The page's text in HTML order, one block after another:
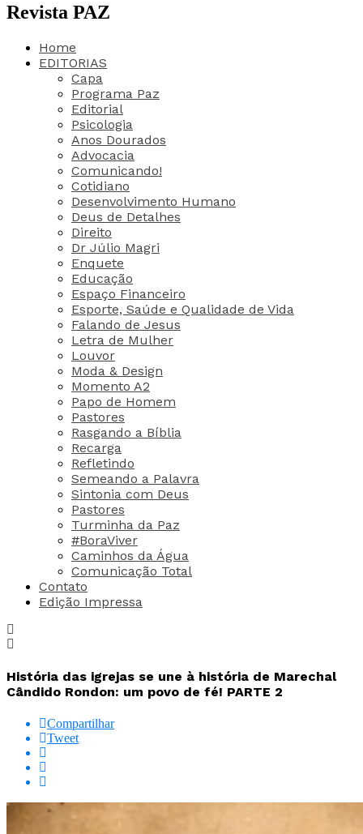
Revista PAZ
Home
EDITORIAS
Capa
Programa Paz
Editorial
Psicologia
Anos Dourados
Advocacia
Comunicando!
Cotidiano
Desenvolvimento Humano
Deus de Detalhes
Direito
Dr Júlio Magri
Enquete
Educação
Espaço Financeiro
Esporte, Saúde e Qualidade de Vida
Falando de Jesus
Letra de Mulher
Louvor
Moda & Design
Momento A2
Papo de Homem
Pastores
Rasgando a Bíblia
Recarga
Refletindo
Semeando a Palavra
Sintonia com Deus
Pastores
Turminha da Paz
#BoraViver
Caminhos da Água
Comunicação Total
Contato
Edição Impressa
História das igrejas se une à história de Marechal
Cândido Rondon: um povo de fé! PARTE 2
Compartilhar
Tweet